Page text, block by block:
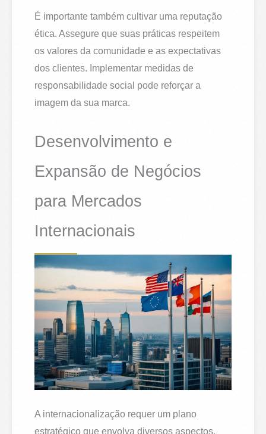
É importante também cultivar uma reputação
ética. Assegure que suas práticas respeitem
os valores da comunidade e as expectativas
dos clientes. Implementar medidas de
responsabilidade social pode reforçar a
imagem da sua marca.
Desenvolvimento e
Expansão de Negócios
para Mercados
Internacionais
A internacionalização requer um plano
estratégico que envolva diversos aspectos,